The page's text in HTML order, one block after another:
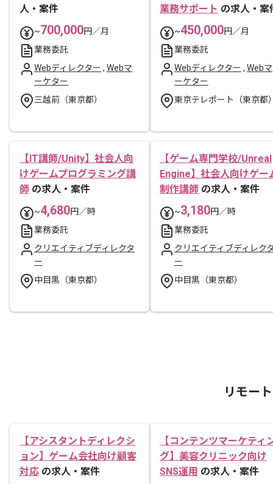
人・案件
~700,000円／月
業務委託
Webディレクター , Webマ
ーケター
三越前（東京都）
業務サポート の求人・案
~450,000円／月
業務委託
Webディレクター , Webマ
ーケター
東京テレポート（東京都
【IT講師/Unity】社会人向
けゲームプログラミング講
師 の求人・案件
~4,680円／時
業務委託
クリエイティブディレクタ
ー
中目黒（東京都）
【ゲーム専門学校/Unreal
Engine】社会人向けゲー
制作講師 の求人・案件
~3,180円／時
業務委託
クリエイティブディレク
ー
中目黒（東京都）
リモー
【アシスタントディレクシ
ョン】ゲーム会社向け顧客
対応 の求人・案件
【コンテンツマーケティ
グ】美容クリニック向け
SNS運用 の求人・案件